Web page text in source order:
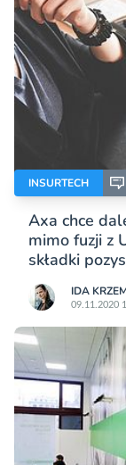
INSURTECH
Axa chce
mimo fuzji z
składki
IDA
09.11.2020